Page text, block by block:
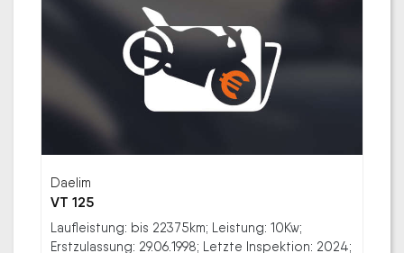
Daelim
VT 125
Laufleistung: bis 22375km; Leistung: 10Kw;
Erstzulassung: 29.06.1998; Letzte Inspektion: 2024;